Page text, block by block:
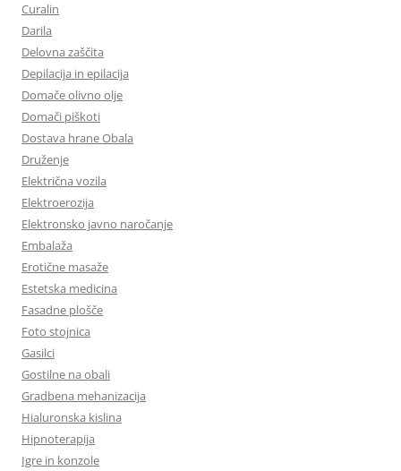
Curalin
Darila
Delovna zaščita
Depilacija in epilacija
Domače olivno olje
Domači piškoti
Dostava hrane Obala
Druženje
Električna vozila
Elektroerozija
Elektronsko javno naročanje
Embalaža
Erotične masaže
Estetska medicina
Fasadne plošče
Foto stojnica
Gasilci
Gostilne na obali
Gradbena mehanizacija
Hialuronska kislina
Hipnoterapija
Igre in konzole